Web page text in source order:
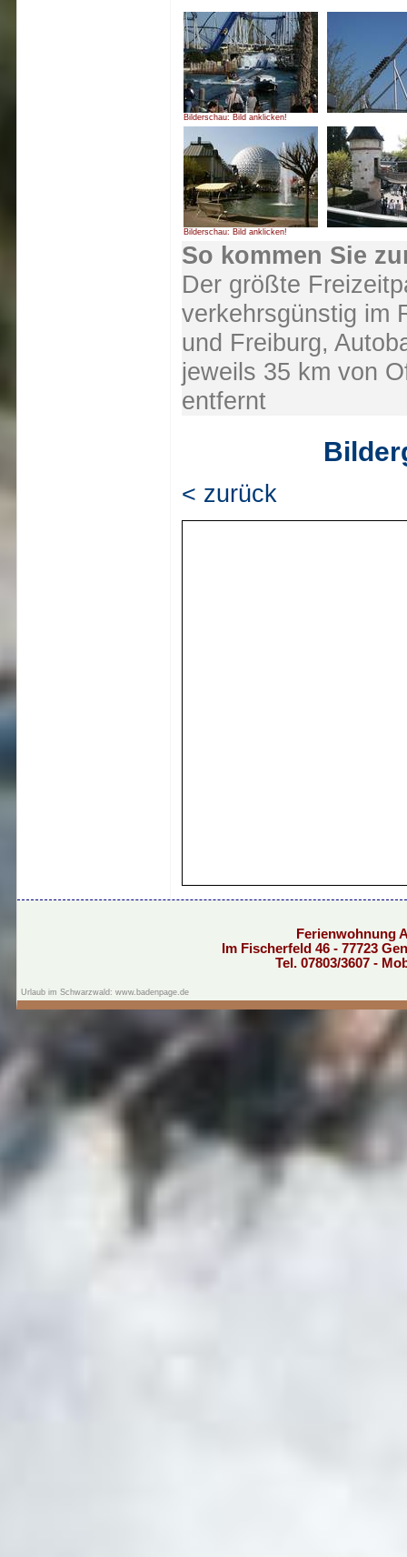
Bilderschau: Bild anklicken!
Bilderschau: Bild anklicken!
So kommen Sie
Der größte
verkehrsgünstig im
und Freiburg,
jeweils 35 km von
entfernt
< zurück
Ferienwohnung
Im Fischerfeld 46 - 77723
Tel. 07803/3607 -
Urlaub im Schwarzwald: www.badenpage.de